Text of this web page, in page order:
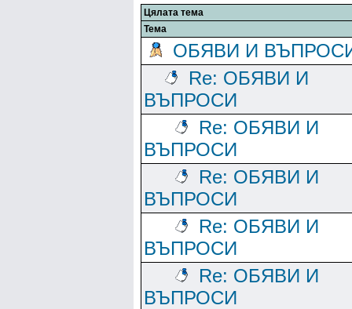
Цялата тема
Тема
ОБЯВИ И
Re: ОБЯВИ И
ВЪПРОСИ
Re: ОБЯВИ И
ВЪПРОСИ
Re: ОБЯВИ И
ВЪПРОСИ
Re: ОБЯВИ И
ВЪПРОСИ
Re: ОБЯВИ И
ВЪПРОСИ